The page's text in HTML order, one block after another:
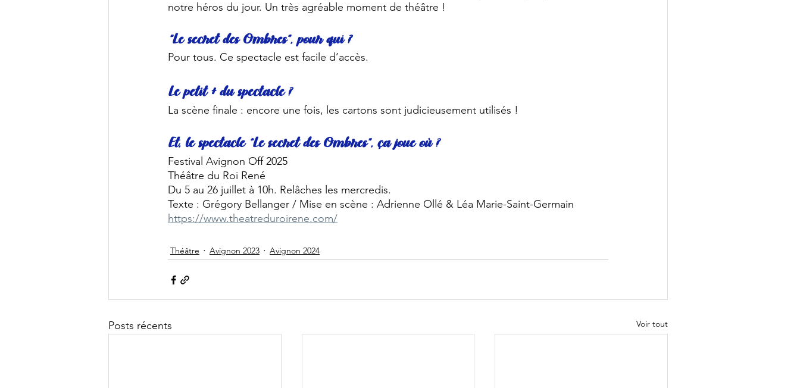
notre héros du jour. Un très agréable moment de théâtre !
“Le secret des Ombres”, pour qui ?
Pour tous. Ce spectacle est facile d’accès.
Le petit + du spectacle ?
La scène finale : encore une fois, les cartons sont judicieusement utilisés !
Et, le spectacle “Le secret des Ombres”, ça joue où ?
Festival Avignon Off 2025
Théâtre du Roi René
Du 5 au 26 juillet à 10h. Relâches les mercredis.
Texte : Grégory Bellanger / Mise en scène : Adrienne Ollé & Léa Marie-Saint-Germain
https://www.theatreduroirene.com/
Théâtre Avignon 2023 Avignon 2024
Posts récents Voir tout